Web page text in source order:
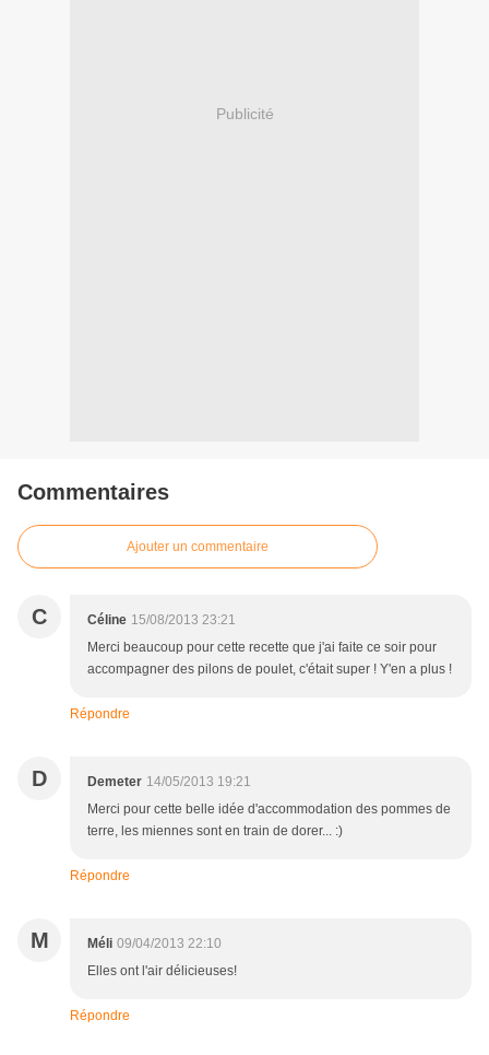
Publicité
Commentaires
Ajouter un commentaire
C Céline 15/08/2013 23:21
Merci beaucoup pour cette recette que j'ai faite ce soir pour
accompagner des pilons de poulet, c'était super ! Y'en a plus !
Répondre
D Demeter 14/05/2013 19:21
Merci pour cette belle idée d'accommodation des pommes de
terre, les miennes sont en train de dorer... :)
Répondre
M Méli 09/04/2013 22:10
Elles ont l'air délicieuses!
Répondre